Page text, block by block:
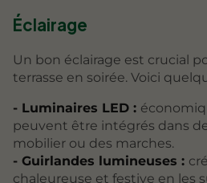
Éclairage
Un bon éclairage est crucial
terrasse en soirée. Voici
- Luminaires LED :
peuvent être intégrés dans
mobilier ou des marches.
- Guirlandes lumineuses :
chaleureuse et festive en les